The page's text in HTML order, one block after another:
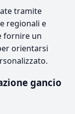
tramite
regionali e
fornire un
orientarsi
gancio